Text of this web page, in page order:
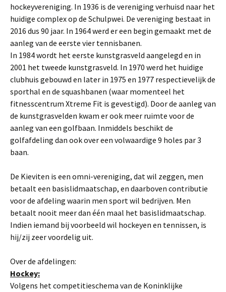
hockeyvereniging. In 1936 is de vereniging verhuisd naar het
huidige complex op de Schulpwei. De vereniging bestaat in
2016 dus 90 jaar. In 1964 werd er een begin gemaakt met de
aanleg van de eerste vier tennisbanen.
In 1984 wordt het eerste kunstgrasveld aangelegd en in
2001 het tweede kunstgrasveld. In 1970 werd het huidige
clubhuis gebouwd en later in 1975 en 1977 respectievelijk de
sporthal en de squashbanen (waar momenteel het
fitnesscentrum Xtreme Fit is gevestigd). Door de aanleg van
de kunstgrasvelden kwam er ook meer ruimte voor de
aanleg van een golfbaan. Inmiddels beschikt de
golfafdeling dan ook over een volwaardige 9 holes par 3
baan.
De Kieviten is een omni-vereniging, dat wil zeggen, men
betaalt een basislidmaatschap, en daarboven contributie
voor de afdeling waarin men sport wil bedrijven. Men
betaalt nooit meer dan één maal het basislidmaatschap.
Indien iemand bij voorbeeld wil hockeyen en tennissen, is
hij/zij zeer voordelig uit.
Over de afdelingen:
Hockey:
Volgens het competitieschema van de Koninklijke